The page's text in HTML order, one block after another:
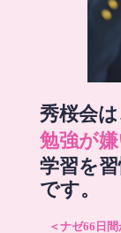
秀桜会
勉強が
学習を
です。
＜ナゼ66日間